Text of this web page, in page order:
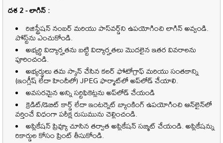
దశ 2 - లాగిన్ :
రిజిస్ట్రేషన్ నంబర్ మరియు పాస్‌వర్డ్‌ని ఉపయోగించి లాగిన్ అవ్వండి.
పోస్ట్‌ను ఎంచుకోండి.
అభ్యర్థి విద్యార్హతను బట్టి విద్యార్హతలు మొదలైన ఇతర వివరాలను
పూరించండి.
అభ్యర్థులు తమ స్కాన్ చేసిన కలర్ ఫోటోగ్రాఫ్ మరియు సంతకాన్ని
(ఇంగ్లీష్ లేదా హిందీలో) JPEG ఫార్మాట్‌లో అప్‌లోడ్ చేయాలి.
అవసరమైన అన్ని సర్టిఫికెట్లను అప్‌లోడ్ చేయండి
క్రెడిట్/డెబిట్ కార్డ్ లేదా ఇంటర్నెట్ బ్యాంకింగ్ ఉపయోగించి ఆన్‌లైన్‌లో
వర్తించే విధంగా పరీక్ష రుసుమును చెల్లించండి.
అప్లికేషన్ ప్రివ్యూ చూసిన తర్వాత అప్లికేషన్ సబ్మిట్ చేయండి. అప్లికేషన్ను
రికార్డుల కోసం ప్రింట్ తీసుకోండి.